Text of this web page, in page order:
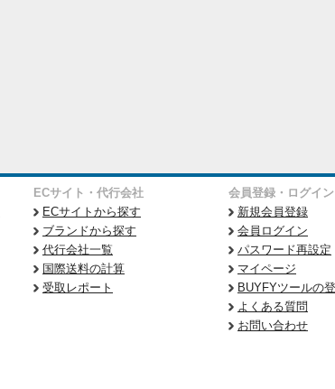
ECサイト・代行会社
ECサイトから探す
ブランドから探す
代行会社一覧
国際送料の計算
受取レポート
会員登録・ログイン
新規会員登録
会員ログイン
パスワード再設定
マイページ
BUYFYツールの
よくある質問
お問い合わせ